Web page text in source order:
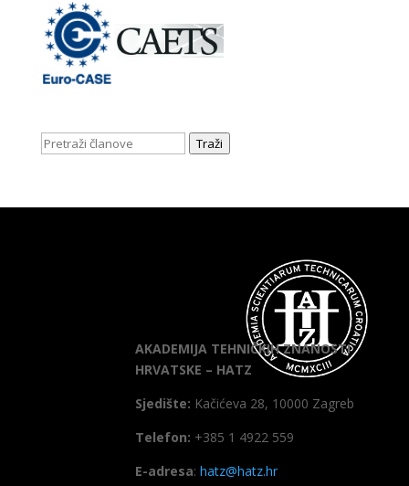
Traži
AKADEMIJA TEHNIČKIH ZNANOSTI
HRVATSKE – HATZ
Sjedište: Kačićeva 28, 10000 Zagreb
Telefon: +385 1 4922 559
E-adresa: hatz@hatz.hr